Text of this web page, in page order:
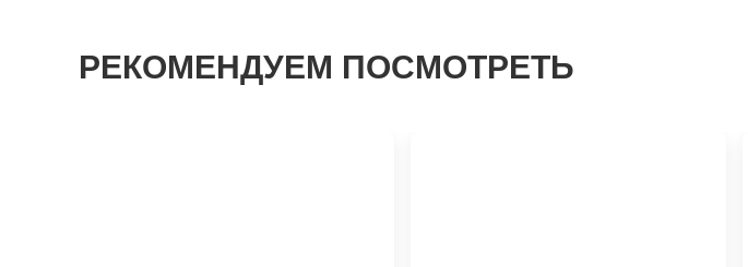
РЕКОМЕНДУЕМ ПОСМОТРЕТЬ